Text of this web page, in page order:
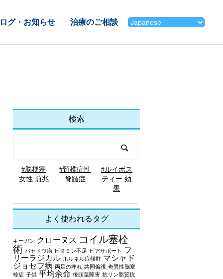
グ・お知らせ 治療のご相談
検索
#脳梗塞
女性 前兆
#頚椎症性
脊髄症
#ルイボス
ティー 効
果
よく使われるタグ
キーガン クローヌス コイル塞栓
術 バセドウ病 ビタミン不足 ピアサポート
フ
リーラジカル ホルネル症候群 マシャド
ジョセフ病 両足の痺れ 共同偏視 奇異性脳塞
栓症 子供 平均余命 後頭葉障害 抗リン脂質抗